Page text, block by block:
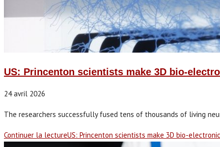
US: Princenton scientists make 3D bio-
24 avril 2026
The researchers successfully fused tens of thousands of living
Continuer la lectureUS: Princenton scientists make 3D bio-